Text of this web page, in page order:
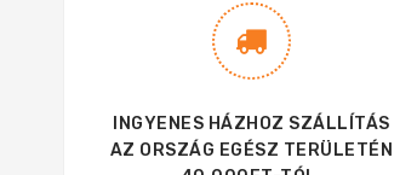
INGYENES HÁZHOZ SZÁLLÍTÁS
AZ ORSZÁG EGÉSZ TERÜLETÉN